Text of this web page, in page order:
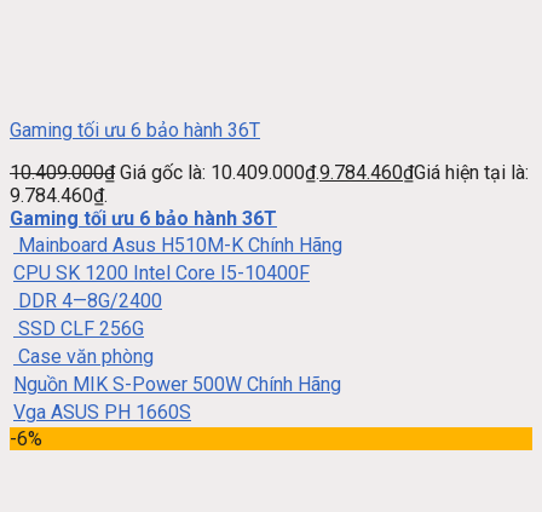
Gaming tối ưu 6 bảo hành 36T
10.409.000₫ Giá gốc là: 10.409.000₫.9.784.460₫Giá hiện tại là:
9.784.460₫.
Gaming tối ưu 6 bảo hành 36T
Mainboard Asus H510M-K Chính Hãng
CPU SK 1200 Intel Core I5-10400F
DDR 4—8G/2400
SSD CLF 256G
Case văn phòng
Nguồn MIK S-Power 500W Chính Hãng
Vga ASUS PH 1660S
-6%